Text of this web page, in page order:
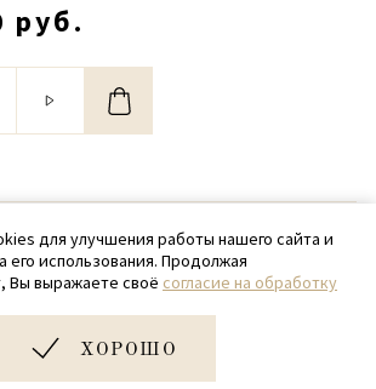
руб.
© 2020 - 2026 SamPack
+ 7 (918) 699-97-87
zakaz@sampack.store
и разработка сайта
для улучшения работы нашего сайта и
его использования. Продолжая
Вы выражаете своё согласие на обработку
ХОРОШО